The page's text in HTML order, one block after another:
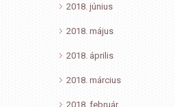
2018. június
2018. május
2018. április
2018. március
2018. február